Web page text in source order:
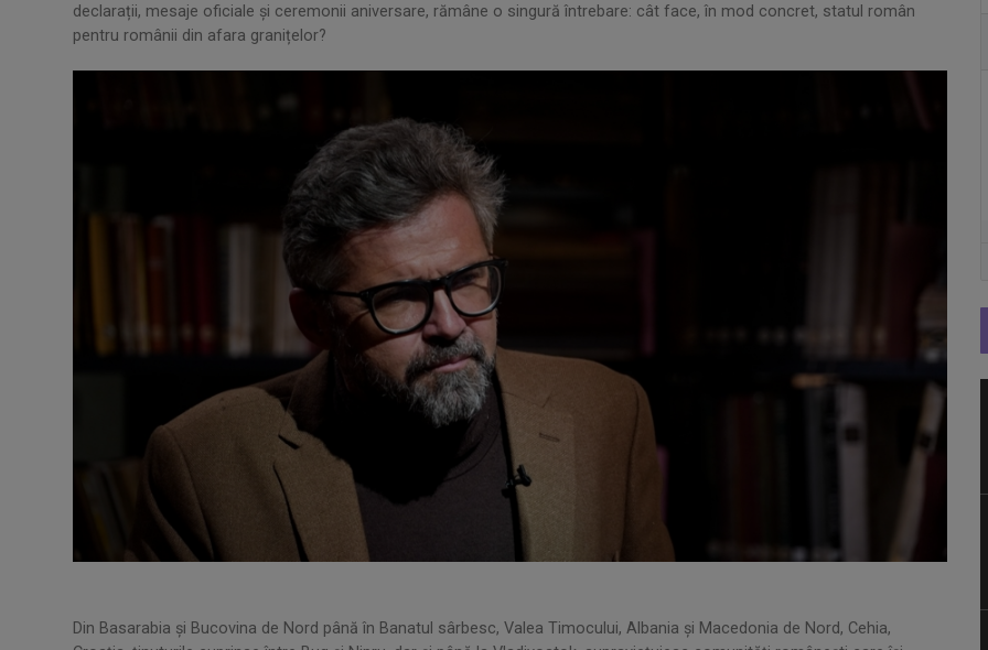
declarații, mesaje oficiale și ceremonii aniversare, rămâne o singură întrebare: cât face, în mod concret, statul român
pentru românii din afara granițelor?
Din Basarabia și Bucovina de Nord până în Banatul sârbesc, Valea Timocului, Albania și Macedonia de Nord, Cehia,